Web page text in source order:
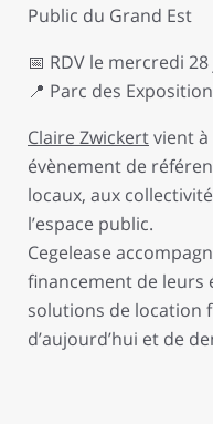
Public du Grand Est
📅 RDV le mercredi
📍 Parc des
Claire Zwickertvient
évènement de
locaux, aux
l’espace public.
Cegelease
financement de leurs
solutions de location
d’aujourd’hui et de